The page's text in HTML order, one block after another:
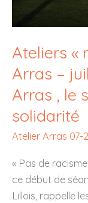
arbres
et
verts
à
Arras ?
1/2
Ateliers «
Arras –
Arras , le
solidarité
Atelier Arras 07-
« Pas de
ce début de
Lillois, rappelle